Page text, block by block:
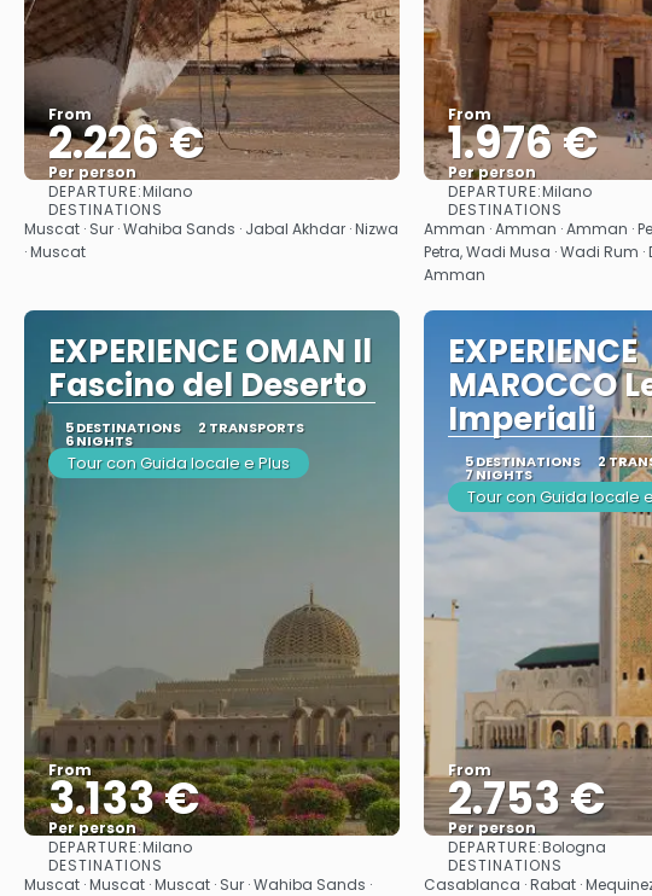
From
2.226 €
Per person
DEPARTURE:Milano
DESTINATIONS
Muscat · Sur · Wahiba Sands · Jabal Akhdar · Nizwa
· Muscat
From
1.976 €
Per person
DEPARTURE:Milano
DESTINATIONS
Amman · Amman · Amman ·
Petra, Wadi Musa · Wadi Rum
Amman
EXPERIENCE OMAN Il
Fascino del Deserto
5 DESTINATIONS 2 TRANSPORTS
6 NIGHTS
Tour con Guida locale e Plus
From
3.133 €
Per person
DEPARTURE:Milano
DESTINATIONS
Muscat · Muscat · Muscat · Sur · Wahiba Sands ·
EXPERIENCE
MAROCCO
Imperiali
5 DESTINATIONS 2
7 NIGHTS
Tour con Guida locale
From
2.753 €
Per person
See
DEPARTURE:Bologna
DESTINATIONS
Casablanca · Rabat · Mequinez